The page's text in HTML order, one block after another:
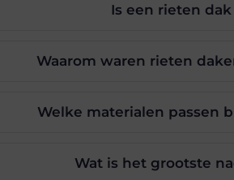
Is een rieten
Waarom waren rieten
Welke materialen passen
Wat is het grootste